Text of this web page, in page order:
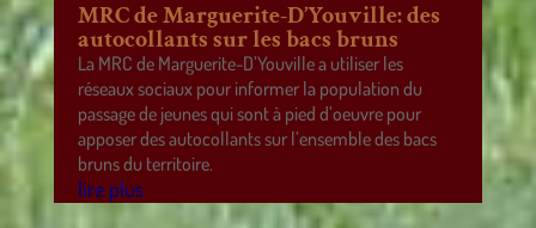
MRC de Marguerite-D’Youville: des
autocollants sur les bacs bruns
La MRC de Marguerite-D’Youville a utiliser les
réseaux sociaux pour informer la population du
passage de jeunes qui sont à pied d’oeuvre pour
apposer des autocollants sur l’ensemble des bacs
bruns du territoire.
lire plus